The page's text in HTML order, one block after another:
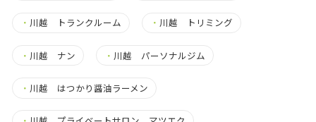
・ 川越 トランクルーム ・ 川越 トリミング
・ 川越 ナン ・ 川越 パーソナルジム
・ 川越 はつかり醤油ラーメン